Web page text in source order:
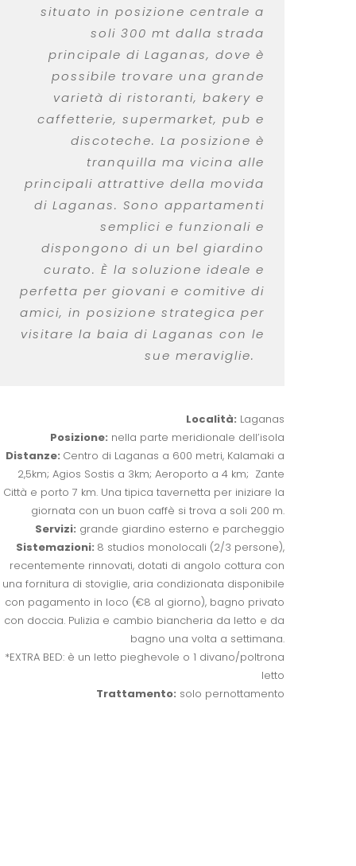
situato in posizione centrale a
soli 300 mt dalla strada
principale di Laganas, dove è
possibile trovare una grande
varietà di ristoranti, bakery e
caffetterie, supermarket, pub e
discoteche. La posizione è
tranquilla ma vicina alle
principali attrattive della movida
di Laganas. Sono appartamenti
semplici e funzionali e
dispongono di un bel giardino
curato. È la soluzione ideale e
perfetta per giovani e comitive di
amici, in posizione strategica per
visitare la baia di Laganas con le
sue meraviglie.
Località: Laganas
Posizione: nella parte meridionale dell’isola
Distanze: Centro di Laganas a 600 metri, Kalamaki a
2,5km; Agios Sostis a 3km; Aeroporto a 4 km; Zante
Città e porto 7 km. Una tipica tavernetta per iniziare la
giornata con un buon caffè si trova a soli 200 m.
Servizi: grande giardino esterno e parcheggio
Sistemazioni: 8 studios monolocali (2/3 persone),
recentemente rinnovati, dotati di angolo cottura con
una fornitura di stoviglie, aria condizionata disponibile
con pagamento in loco (€8 al giorno), bagno privato
con doccia. Pulizia e cambio biancheria da letto e da
bagno una volta a settimana.
*EXTRA BED: è un letto pieghevole o 1 divano/poltrona
letto
Trattamento: solo pernottamento